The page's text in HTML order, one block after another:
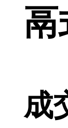
鬲
成